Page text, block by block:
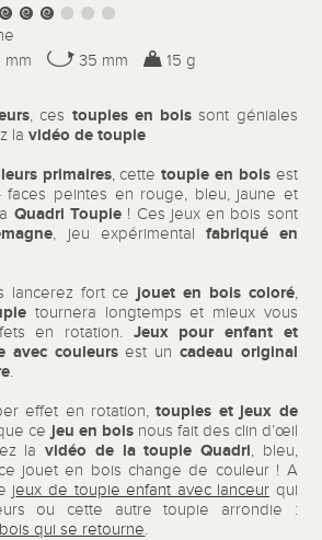
mm 35 mm 15 g
, ces toupies en bois sont géniales
lavidéo de toupie
primaires, cettetoupie en boisest
peintes en rouge, bleu, jaune et
Quadri Toupie ! Ces jeux en bois sont
, jeu expérimental fabriqué en
lancerez fort ce jouet en bois coloré,
tournera longtemps et mieux vous
en rotation. Jeux pour enfant et
avec couleursest un cadeau original
.
effet en rotation,toupies et jeux de
ce jeu en boisnous fait des clin d’œil
lavidéo de la toupie Quadri, bleu,
jouet en bois change de couleur ! A
jeux de toupie enfant avec lanceur qui
ou cette autre toupie arrondie :
qui se retourne.